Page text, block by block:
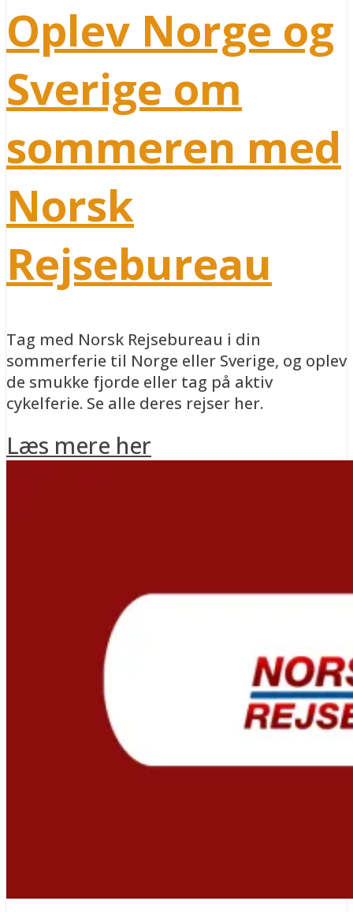
Oplev Norge og
Sverige om
sommeren med
Norsk
Rejsebureau
Tag med Norsk Rejsebureau i din
sommerferie til Norge eller Sverige, og oplev
de smukke fjorde eller tag på aktiv
cykelferie. Se alle deres rejser her.
Læs mere her